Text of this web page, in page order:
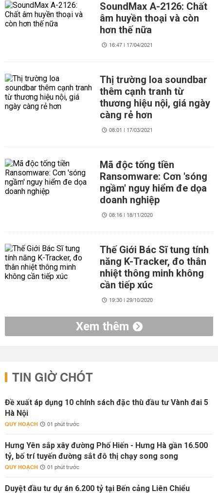
SoundMax A-2126: Chất
âm huyền thoại và còn
hơn thế nữa
16:47 | 17/04/2021
Thị trường loa soundbar
thêm cạnh tranh từ
thương hiệu nội, giá ngày
càng rẻ hơn
08:01 | 17/03/2021
Mã độc tống tiền
Ransomware: Cơn 'sóng
ngầm' nguy hiểm đe dọa
doanh nghiệp
08:16 | 18/11/2020
Thế Giới Bác Sĩ tung tính
năng K-Tracker, đo thân
nhiệt thông minh không
cần tiếp xúc
19:30 | 29/10/2020
Xem thêm
TIN GIỜ CHÓT
Đề xuất áp dụng 10 chính sách đặc thù đầu tư Vành đai 5
Hà Nội
QUY HOẠCH 01 phút trước
Hưng Yên sắp xây đường Phố Hiến - Hưng Hà gần 16.500
tỷ, bố trí tuyến đường sắt đô thị chạy song song
QUY HOẠCH 01 phút trước
Duyệt đầu tư dự án 6.200 tỷ tại Bến cảng Liên Chiểu